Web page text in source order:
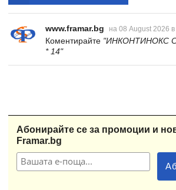
www.framar.bg на 08 August 2026
Коментирайте "ИНКОНТИНОКС
* 14"
Абонирайте се за промоции и
Framar.bg